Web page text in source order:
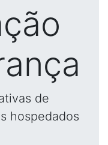
de
hospedados